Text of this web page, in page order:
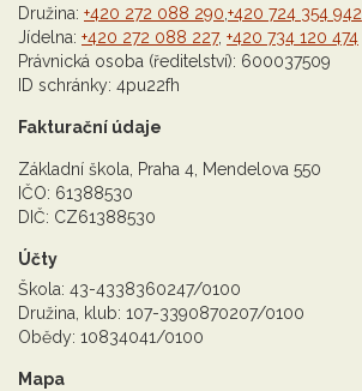
Družina: +420 272 088 290 +420 724 354 942
Jídelna: +420 272 088 227, +420 734 120 474
Právnická osoba (ředitelství): 600037509
ID schránky: 4pu22fh
Fakturační údaje
Základní škola, Praha 4, Mendelova 550
IČO: 61388530
DIČ: CZ61388530
Účty
Škola: 43-4338360247/0100
Družina, klub: 107-3390870207/0100
Obědy: 10834041/0100
Mapa